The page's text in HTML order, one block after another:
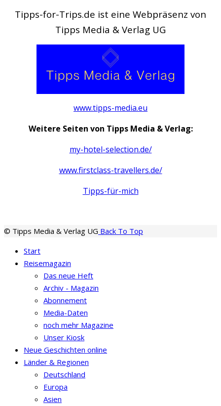
Tipps-for-Trips.de ist eine Webpräsenz von
Tipps Media & Verlag UG
www.tipps-media.eu
Weitere Seiten von Tipps Media & Verlag:
my-hotel-selection.de/
www.firstclass-travellers.de/
Tipps-für-mich
© Tipps Media & Verlag UG Back To Top
Start
Reisemagazin
Das neue Heft
Archiv - Magazin
Abonnement
Media-Daten
noch mehr Magazine
Unser Kiosk
Neue Geschichten online
Länder & Regionen
Deutschland
Europa
Asien